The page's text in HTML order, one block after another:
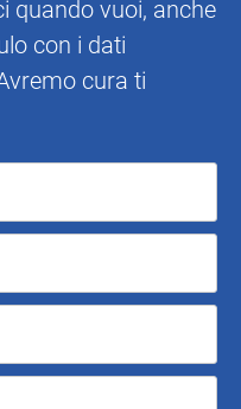
quando vuoi, anche
con i dati
cura ti